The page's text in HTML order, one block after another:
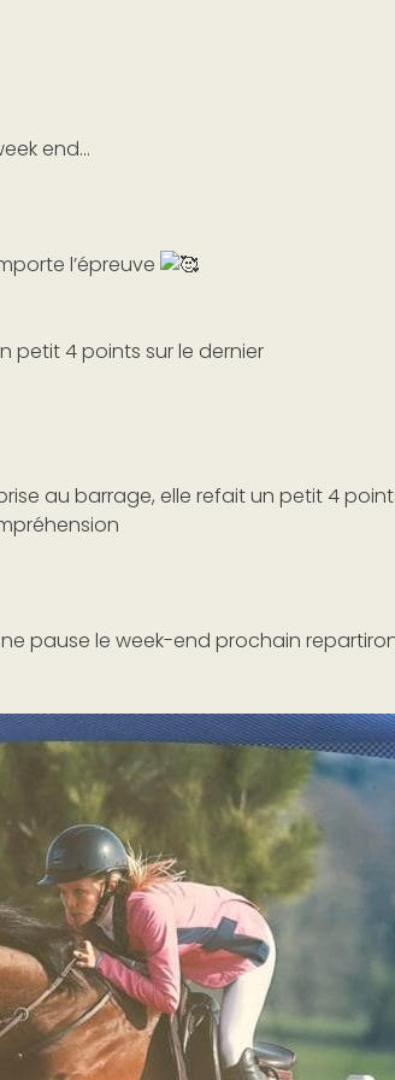
end…
l’épreuve
petit 4 points sur le dernier
au barrage, elle refait un petit 4
pause le week-end prochain